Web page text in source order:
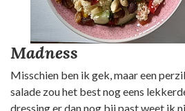
Madness
Misschien ben ik gek, maar een
salade zou het best nog eens
dressing er dan nog bij past weet ik